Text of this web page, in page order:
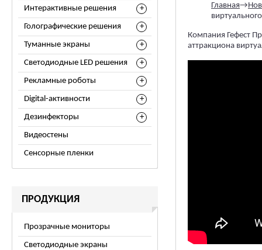
Интерактивные решения
Голографические решения
Туманные экраны
Светодиодные LED решения
Рекламные роботы
Digital-активности
Дезинфекторы
Видеостены
Сенсорные пленки
ПРОДУКЦИЯ
Прозрачные мониторы
Светодиодные экраны
Главная→
Компания Гефест
аттракциона